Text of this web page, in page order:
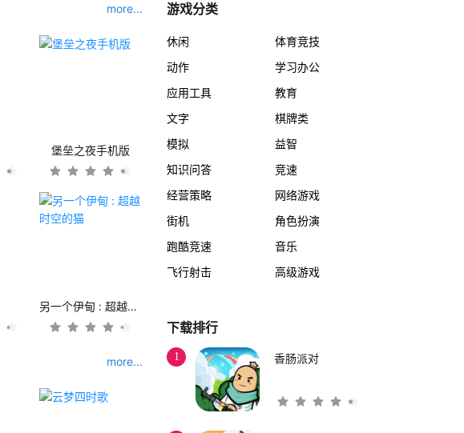
more...
堡垒之夜手机版
另一个伊甸 : 超越时空的猫
more...
游戏分类
休闲
体育竞技
动作
学习办公
应用工具
教育
文字
棋牌类
模拟
益智
知识问答
竞速
经营策略
网络游戏
街机
角色扮演
跑酷竞速
音乐
飞行射击
高级游戏
下载排行
1 香肠派对